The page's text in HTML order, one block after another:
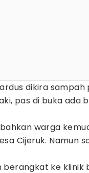
dikira
pas di buka ada
warga
Cijeruk. Namun
berangkat ke klinik